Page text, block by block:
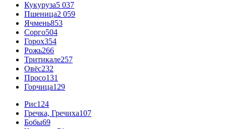
Кукуруза5 037
Пшеница2 059
Ячмень853
Сорго504
Горох354
Рожь266
Тритикале257
Овёс232
Просо131
Горчица129
Рис124
Гречка, Гречиха107
Бобы69